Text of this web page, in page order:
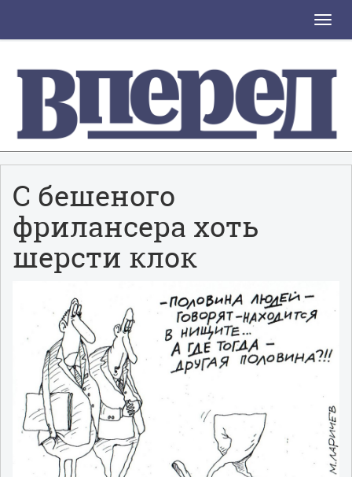
Toggle
С бешеного
фрилансера хоть
шерсти клок